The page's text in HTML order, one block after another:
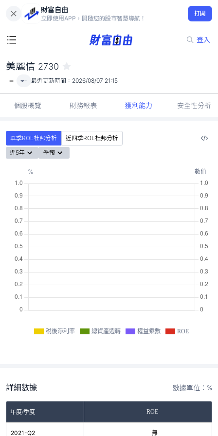
財富自由
立即使用APP，開啟您的股市智慧導航！
打開
登入
-
美麗信 2730
- - 最近更新時間： 2026/08/07 21:15
個股概覽 財務報表 獲利能力 安全性分析
單季ROE杜邦分析
近四季ROE杜邦分析
近5年
季報
稅後淨利率 總資產週轉 權益乘數 ROE
詳細數據 數據單位：%
年度/季度 ROE
2021-Q2 無